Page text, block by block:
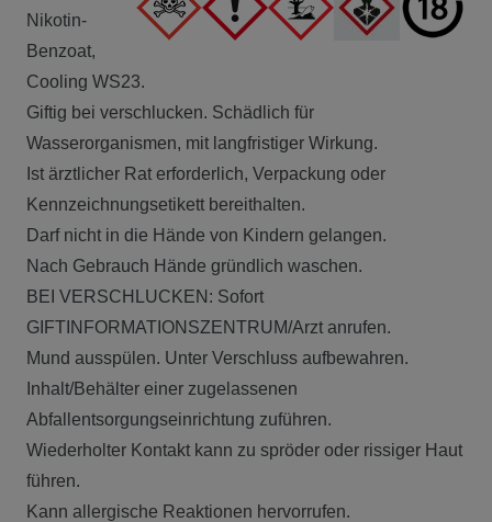
Nikotin-
Benzoat,
Cooling WS23.
Giftig bei verschlucken. Schädlich für
Wasserorganismen, mit langfristiger Wirkung.
Ist ärztlicher Rat erforderlich, Verpackung oder
Kennzeichnungsetikett bereithalten.
Darf nicht in die Hände von Kindern gelangen.
Nach Gebrauch Hände gründlich waschen.
BEI VERSCHLUCKEN: Sofort
GIFTINFORMATIONSZENTRUM/Arzt anrufen.
Mund ausspülen. Unter Verschluss aufbewahren.
Inhalt/Behälter einer zugelassenen
Abfallentsorgungseinrichtung zuführen.
Wiederholter Kontakt kann zu spröder oder rissiger Haut
führen.
Kann allergische Reaktionen hervorrufen.